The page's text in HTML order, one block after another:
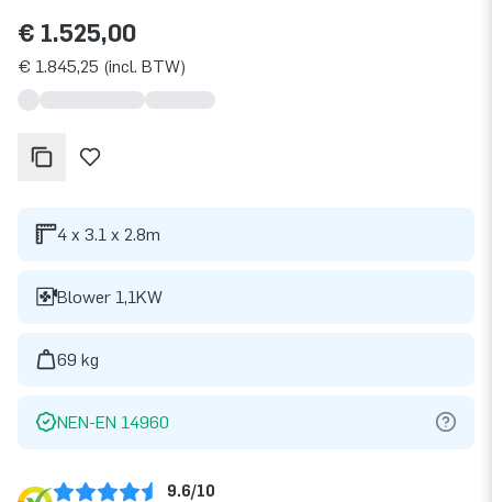
€ 1.525,00
€ 1.845,25 (incl. BTW)
4 x 3.1 x 2.8m
Blower 1,1KW
69 kg
NEN-EN 14960
9.6/10